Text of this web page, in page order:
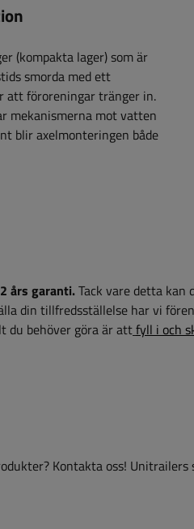
(kompakta lager) som är
smorda med ett
att föroreningar tränger in.
mekanismerna mot vatten
blir axelmonteringen både
års garanti.Tack vare detta kan
din tillfredsställelse har vi
du behöver göra är attfyll i och
Kontakta oss!